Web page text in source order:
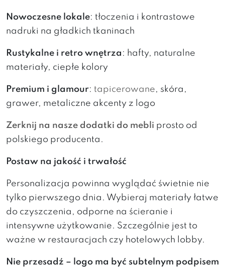
Nowoczesne lokale: tłoczenia i kontrastowe
nadruki na gładkich tkaninach
Rustykalne i retro wnętrza : hafty, naturalne
materiały, ciepłe kolory
Premium i glamour: tapicerowane, skóra,
grawer, metaliczne akcenty z logo
Zerknij na nasze dodatki do mebli prosto od
polskiego producenta.
Postaw na jakość i trwałość
Personalizacja powinna wyglądać świetnie nie
tylko pierwszego dnia. Wybieraj materiały łatwe
do czyszczenia, odporne na ścieranie i
intensywne użytkowanie. Szczególnie jest to
ważne w restauracjach czy hotelowych lobby.
Nie przesadź – logo ma być subtelnym podpisem